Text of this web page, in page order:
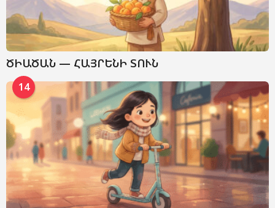
ԾԻԱԾԱՆ — ՀԱՅՐԵՆԻ ՏՈՒՆ
14